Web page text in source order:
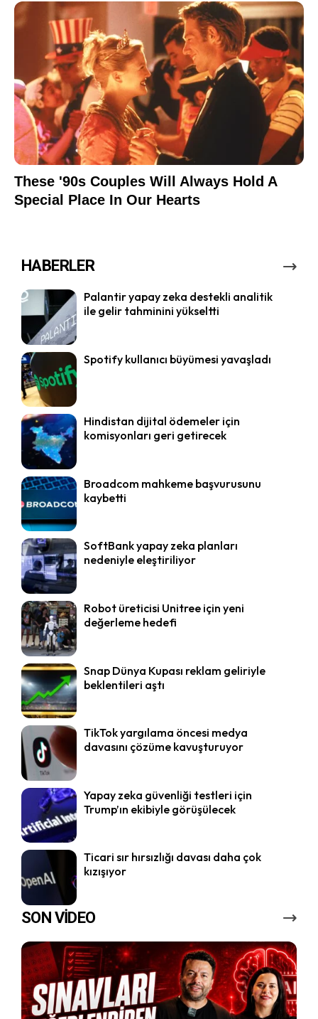
HABERLER
Palantir yapay zeka destekli analitik
ile gelir tahminini yükseltti
Spotify kullanıcı büyümesi yavaşladı
Hindistan dijital ödemeler için
komisyonları geri getirecek
Broadcom mahkeme başvurusunu
kaybetti
SoftBank yapay zeka planları
nedeniyle eleştiriliyor
Robot üreticisi Unitree için yeni
değerleme hedefi
Snap Dünya Kupası reklam geliriyle
beklentileri aştı
TikTok yargılama öncesi medya
davasını çözüme kavuşturuyor
Yapay zeka güvenliği testleri için
Trump’ın ekibiyle görüşülecek
Ticari sır hırsızlığı davası daha çok
kızışıyor
SON VİDEO